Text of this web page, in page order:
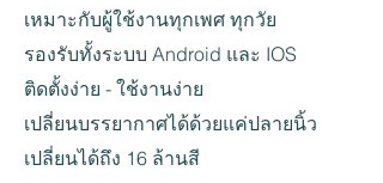
เหมาะกับผู้ใช้งานทุกเพศ ทุกวัย
รองรับทั้งระบบ Android และ IOS
ติดตั้งง่าย - ใช้งานง่าย
เปลี่ยนบรรยากาศได้ด้วยแค่ปลายนิ้ว
เปลี่ยนได้ถึง 16 ล้านสี